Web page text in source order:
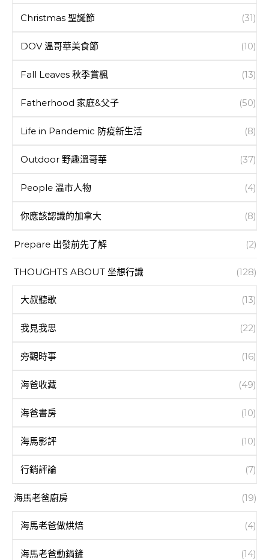
Christmas 聖誕節 (31)
DOV 溫哥華美食節 (10)
Fall Leaves 秋季賞楓 (13)
Fatherhood 家庭&父子 (50)
Life in Pandemic 防疫新生活 (8)
Outdoor 野趣溫哥華 (37)
People 溫市人物 (4)
你應該認識的加拿大 (8)
Prepare 出發前先了解 (2)
THOUGHTS ABOUT 坐想行識 (128)
大叔聽歌 (13)
我見我思 (22)
旁觀時事 (16)
海爸收藏 (49)
海爸書房 (10)
海馬影評 (10)
行銷評論 (7)
海馬老爸廚房 (19)
海馬老爸做烘焙 (4)
海馬老爸動鍋鏟 (14)